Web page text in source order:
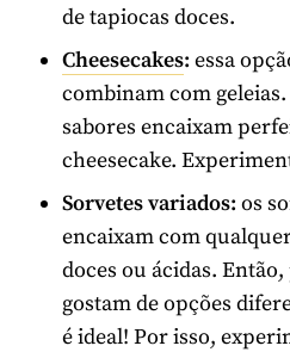
de tapiocas doces.
Cheesecakes: essa
combinam com
sabores encaixam
cheesecake.
Sorvetes variados: os
encaixam com
doces ou ácidas.
gostam de opções
é ideal! Por isso,